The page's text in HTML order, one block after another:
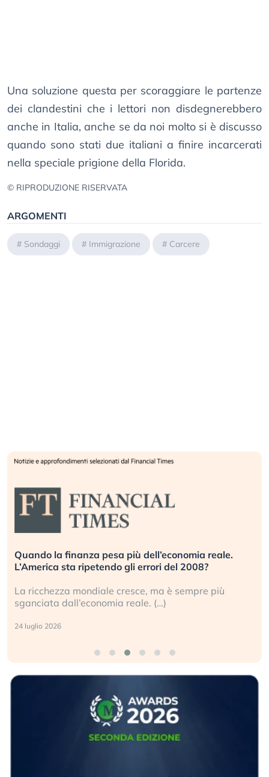
Una soluzione questa per scoraggiare le partenze
dei clandestini che i lettori non disdegnerebbero
anche in Italia, anche se da noi molto si è discusso
quando sono stati due italiani a finire incarcerati
nella speciale prigione della Florida.
© RIPRODUZIONE RISERVATA
ARGOMENTI
# Sondaggi # Immigrazione # Carcere
Quando la finanza pesa più dell’economia reale.
L’America sta ripetendo gli errori del 2008?
La ricchezza mondiale cresce, ma è sempre più
sganciata dall’economia reale. (…)
24 luglio 2026